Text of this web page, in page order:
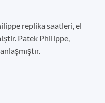
replika saatleri, el
Patek Philippe,